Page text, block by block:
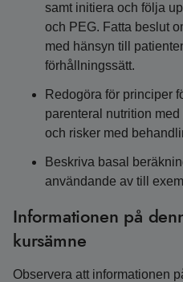
samt initiera och följa
och PEG. Fatta beslut
med hänsyn till
förhållningssätt.
Redogöra för principer
parenteral nutrition
och risker med
Beskriva basal
användande av till
Informationen på
kursämne
Observera att informationen